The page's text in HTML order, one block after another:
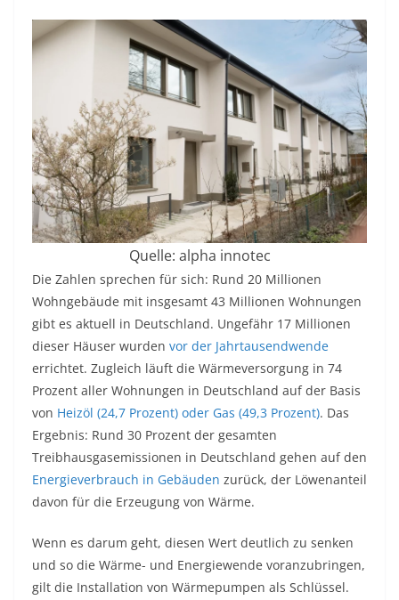
Quelle: alpha innotec
Die Zahlen sprechen für sich: Rund 20 Millionen
Wohngebäude mit insgesamt 43 Millionen Wohnungen
gibt es aktuell in Deutschland. Ungefähr 17 Millionen
dieser Häuser wurden vor der Jahrtausendwende
errichtet. Zugleich läuft die Wärmeversorgung in 74
Prozent aller Wohnungen in Deutschland auf der Basis
von Heizöl (24,7 Prozent) oder Gas (49,3 Prozent). Das
Ergebnis: Rund 30 Prozent der gesamten
Treibhausgasemissionen in Deutschland gehen auf den
Energieverbrauch in Gebäuden zurück, der Löwenanteil
davon für die Erzeugung von Wärme.
Wenn es darum geht, diesen Wert deutlich zu senken
und so die Wärme- und Energiewende voranzubringen,
gilt die Installation von Wärmepumpen als Schlüssel.